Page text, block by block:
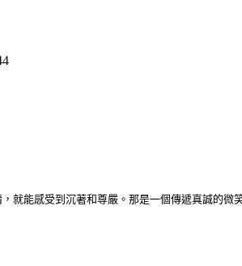
就能感受到沉著和尊嚴。那是一個傳遞真誠的微